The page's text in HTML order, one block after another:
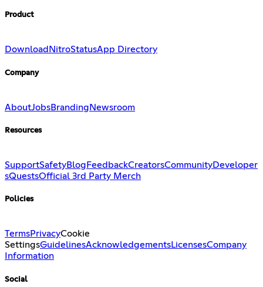
Product
Download NitroStatusApp Directory
Company
AboutJobsBranding Newsroom
Resources
SupportSafetyBlog FeedbackCreatorsCommunityDeveloper
sQuestsOfficial 3rd Party Merch
Policies
TermsPrivacyCookie
SettingsGuidelinesAcknowledgementsLicensesCompany
Information
Social